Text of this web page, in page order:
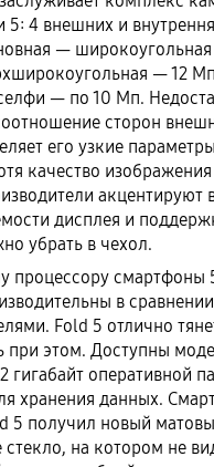
5: 4 внешних и
— широкоугольная
— 12
— по 10 Мп.
сторон
его узкие
качество изображения
акцентируют
дисплея и
убрать в чехол.
процессору смартфоны
в
Fold 5 отлично
при этом. Доступны
гигабайт оперативной
хранения данных.
5 получил новый
стекло, на котором не